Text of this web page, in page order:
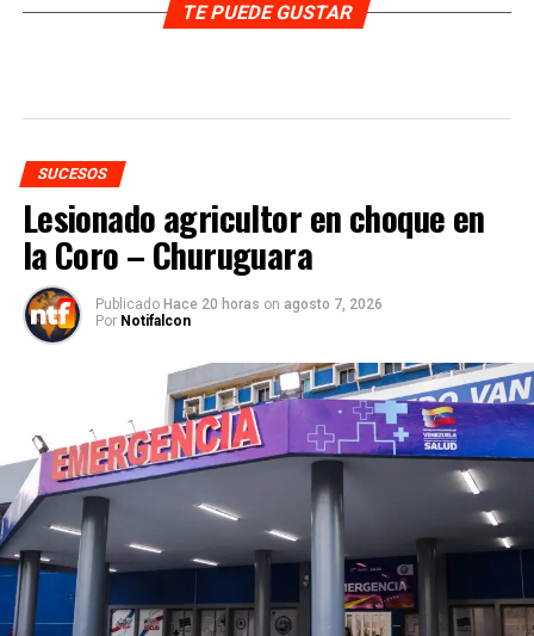
TE PUEDE GUSTAR
SUCESOS
Lesionado agricultor en choque en
la Coro – Churuguara
Publicado Hace 20 horas on agosto 7, 2026
Por Notifalcon